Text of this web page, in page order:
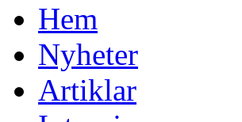
Hem
Nyheter
Artiklar